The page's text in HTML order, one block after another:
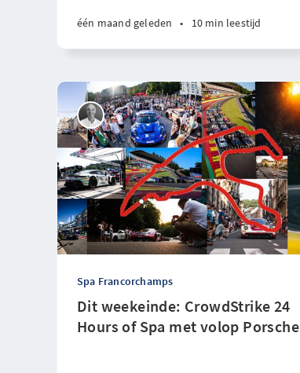
één maand geleden • 10 min leestijd
Spa Francorchamps
Dit weekeinde: CrowdStrike 24
Hours of Spa met volop Porsche